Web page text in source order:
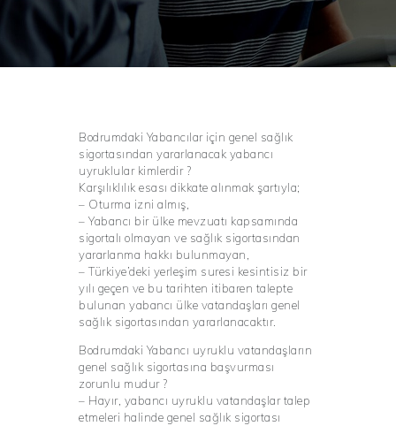
Bodrumdaki Yabancılar için genel sağlık
sigortasından yararlanacak yabancı
uyruklular kimlerdir ?
Karşılıklılık esası dikkate alınmak şartıyla;
– Oturma izni almış,
– Yabancı bir ülke mevzuatı kapsamında
sigortalı olmayan ve sağlık sigortasından
yararlanma hakkı bulunmayan,
– Türkiye’deki yerleşim suresi kesintisiz bir
yılı geçen ve bu tarihten itibaren talepte
bulunan yabancı ülke vatandaşları genel
sağlık sigortasından yararlanacaktır.
Bodrumdaki Yabancı uyruklu vatandaşların
genel sağlık sigortasına başvurması
zorunlu mudur ?
– Hayır, yabancı uyruklu vatandaşlar talep
etmeleri halinde genel sağlık sigortası